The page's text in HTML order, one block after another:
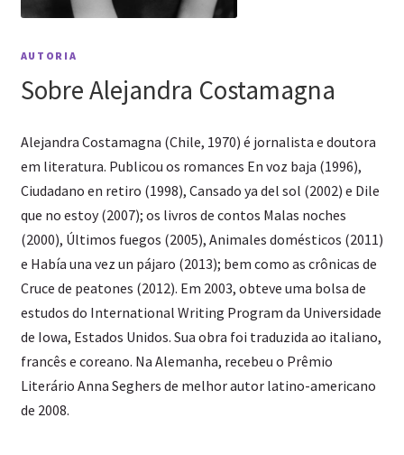
AUTORIA
Sobre Alejandra Costamagna
Alejandra Costamagna (Chile, 1970) é jornalista e doutora
em literatura. Publicou os romances En voz baja (1996),
Ciudadano en retiro (1998), Cansado ya del sol (2002) e Dile
que no estoy (2007); os livros de contos Malas noches
(2000), Últimos fuegos (2005), Animales domésticos (2011)
e Había una vez un pájaro (2013); bem como as crônicas de
Cruce de peatones (2012). Em 2003, obteve uma bolsa de
estudos do International Writing Program da Universidade
de Iowa, Estados Unidos. Sua obra foi traduzida ao italiano,
francês e coreano. Na Alemanha, recebeu o Prêmio
Literário Anna Seghers de melhor autor latino-americano
de 2008.